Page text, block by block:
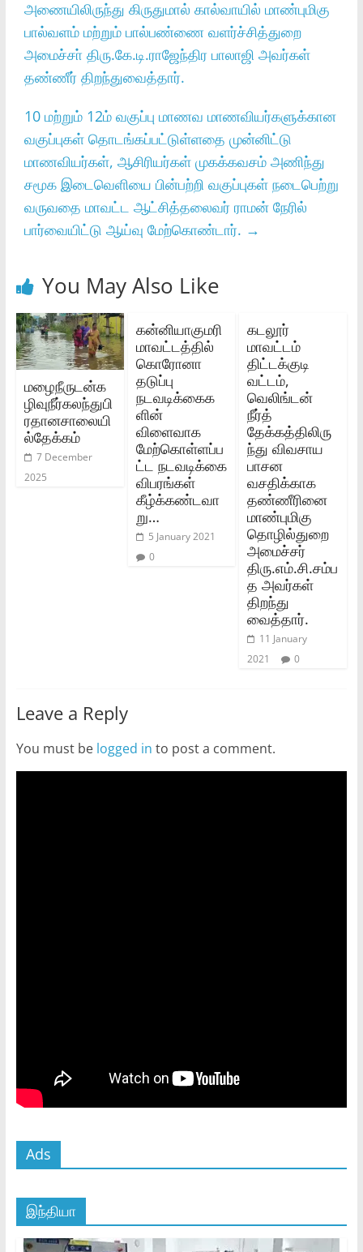
அணையிலிருந்து கிருதுமால்‌ கால்வாயில்‌ மாண்புமிகு
பால்வளம்‌ மற்றும்‌ பால்பண்ணை வளர்ச்சித்துறை
அமைச்சா்‌ திரு.கே.டி.ராஜேந்திர பாலாஜி அவர்கள்‌
தண்ணீர்‌ திறந்துவைத்தார்‌.
10 மற்றும் 12ம் வகுப்பு மாணவ மாணவியர்களுக்கான
வகுப்புகள் தொடங்கப்பட்டுள்ளதை முன்னிட்டு
மாணவியர்கள், ஆசிரியர்கள் முகக்கவசம் அணிந்து
சமூக இடைவெளியை பின்பற்றி வகுப்புகள் நடைபெற்று
வருவதை மாவட்ட ஆட்சித்தலைவர் ராமன் நேரில்
பார்வையிட்டு ஆய்வு மேற்கொண்டார். →
You May Also Like
மழைநீருடன்க
ழிவுநீர்கலந்துபி
ரதானசாலையி
ல்தேக்கம்
7 December
2025
கன்னியாகுமரி
மாவட்டத்தில்
கொரோனா
தடுப்பு
நடவடிக்கைக
ளின்
விளைவாக
மேற்கொள்ளப்ப
ட்ட நடவடிக்கை
விபரங்கள்
கீழ்க்கண்டவா
று…
5 January 2021
0
கடலூர்‌
மாவட்டம்‌
திட்டக்குடி
வட்டம்‌,
வெலிங்டன்‌
நீர்த்‌
தேக்கத்திலிரு
ந்து விவசாய
பாசன
வசதிக்காக
தண்ணீரினை
மாண்புமிகு
தொழில்துறை
அமைச்சர்‌
திரு.எம்‌.சி.சம்ப
த அவர்கள்‌
திறந்து
வைத்தார்‌.
11 January
2021
0
Leave a Reply
You must be logged in to post a comment.
Ads
இந்தியா